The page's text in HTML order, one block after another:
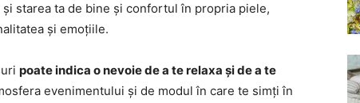
starea ta de bine și confortul în propria piele,
și emoțiile.
poate indica o nevoie de a te relaxa și de a te
evenimentului și de modul în care te simți în